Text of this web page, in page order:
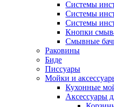
Системы
Системы
Системы
Кнопки
Смывные
Раковины
Биде
Писсуары
Мойки и
Кухонные
Аксессуары